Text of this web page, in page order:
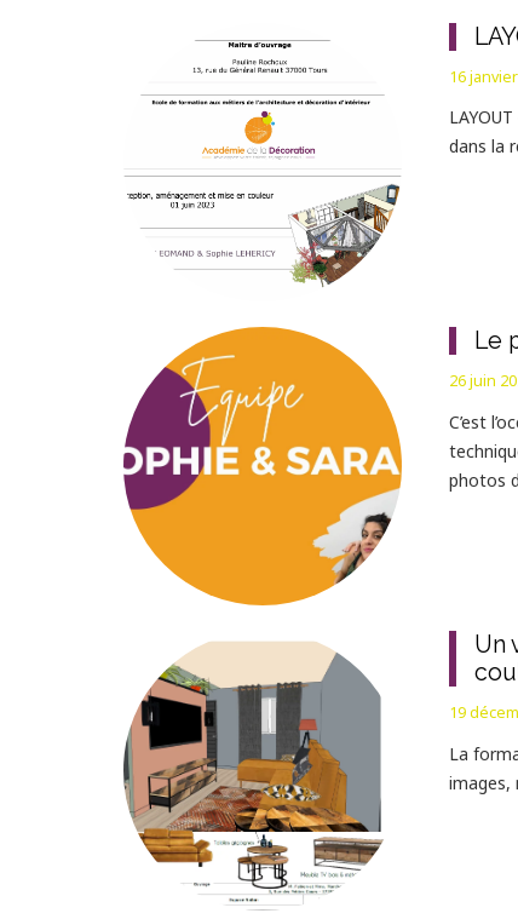
16
dans la
Le
26 juin
C’est
photos
Un
19
La
images,